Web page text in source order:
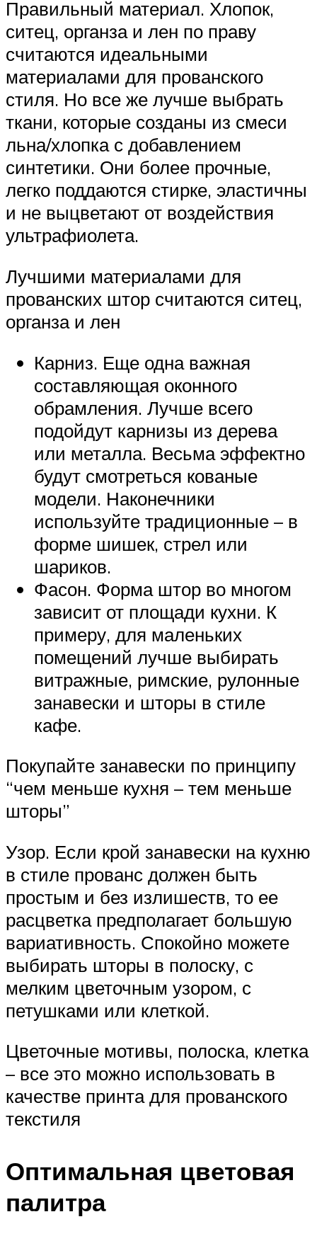
Правильный материал. Хлопок,
ситец, органза и лен по праву
считаются идеальными
материалами для прованского
стиля. Но все же лучше выбрать
ткани, которые созданы из смеси
льна/хлопка с добавлением
синтетики. Они более прочные,
легко поддаются стирке, эластичны
и не выцветают от воздействия
ультрафиолета.
Лучшими материалами для
прованских штор считаются ситец,
органза и лен
Карниз. Еще одна важная
составляющая оконного
обрамления. Лучше всего
подойдут карнизы из дерева
или металла. Весьма эффектно
будут смотреться кованые
модели. Наконечники
используйте традиционные – в
форме шишек, стрел или
шариков.
Фасон. Форма штор во многом
зависит от площади кухни. К
примеру, для маленьких
помещений лучше выбирать
витражные, римские, рулонные
занавески и шторы в стиле
кафе.
Покупайте занавески по принципу
“чем меньше кухня – тем меньше
шторы”
Узор. Если крой занавески на кухню
в стиле прованс должен быть
простым и без излишеств, то ее
расцветка предполагает большую
вариативность. Спокойно можете
выбирать шторы в полоску, с
мелким цветочным узором, с
петушками или клеткой.
Цветочные мотивы, полоска, клетка
– все это можно использовать в
качестве принта для прованского
текстиля
Оптимальная цветовая
палитра